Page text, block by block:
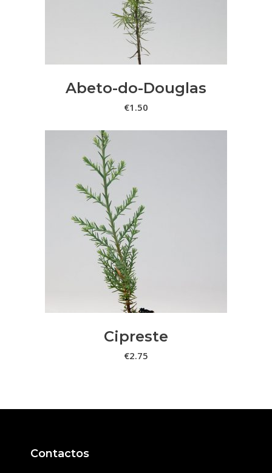
Abeto-do-Douglas
€1.50
ADICIONAR
Cipreste
€2.75
Contactos